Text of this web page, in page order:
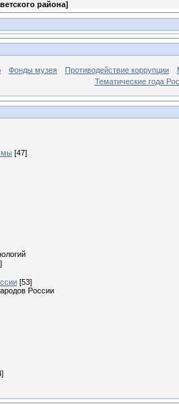
района]
Фонды музея Противодействие коррупции
Тематические года
[47]
[53]
России